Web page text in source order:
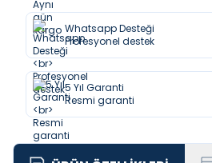
Whatsapp Desteği
Profesyonel destek
5 Yıl Garanti
Resmi garanti